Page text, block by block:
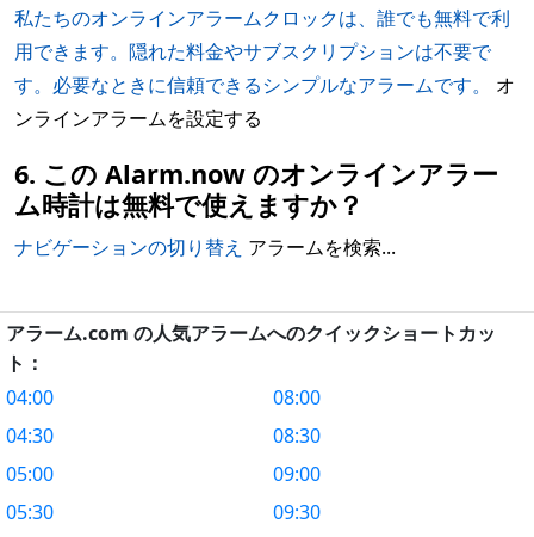
私たちのオンラインアラームクロックは、誰でも無料で利
用できます。隠れた料金やサブスクリプションは不要で
す。必要なときに信頼できるシンプルなアラームです。
オ
ンラインアラームを設定する
6. この Alarm.now のオンラインアラー
ム時計は無料で使えますか？
ナビゲーションの切り替え アラームを検索...
アラーム.com の人気アラームへのクイックショートカッ
ト：
04:00
04:30
05:00
05:30
08:00
08:30
09:00
09:30